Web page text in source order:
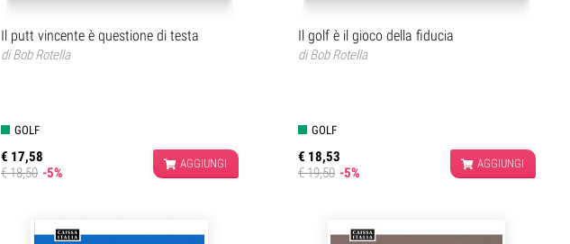
Il putt vincente è questione di testa
diBob Rotella
GOLF
€ 17,58
€ 18,50 -5%
AGGIUNGI
Il golf è il gioco della fiducia
diBob Rotella
GOLF
€ 18,53
€ 19,50 -5%
AGGIUNGI